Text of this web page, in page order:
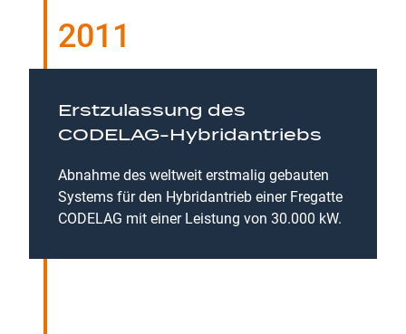
2011
Erstzulassung des
CODELAG-Hybridantriebs
Abnahme des weltweit erstmalig gebauten
Systems für den Hybridantrieb einer Fregatte
CODELAG mit einer Leistung von 30.000 kW.